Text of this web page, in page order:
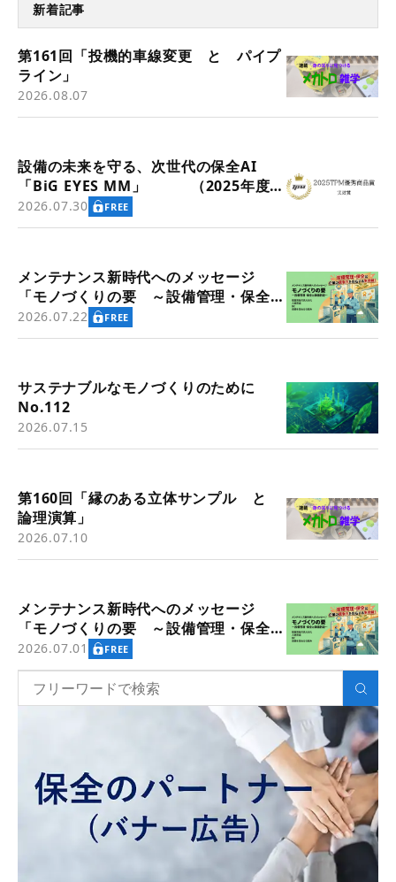
新着記事
第161回「投機的車線変更 と パイプ
ライン」
2026.08.07
設備の未来を守る、次世代の保全AI
「BiG EYES MM」 （2025年度
TPM優秀商品賞 実効賞受賞）
2026.07.30 FREE
メンテナンス新時代へのメッセージ
「モノづくりの要 ～設備管理・保全と
価値創造～」
2026.07.22 FREE
サステナブルなモノづくりのために
No.112
2026.07.15
第160回「縁のある立体サンプル と
論理演算」
2026.07.10
メンテナンス新時代へのメッセージ
「モノづくりの要 ～設備管理・保全と
価値創造～」
2026.07.01 FREE